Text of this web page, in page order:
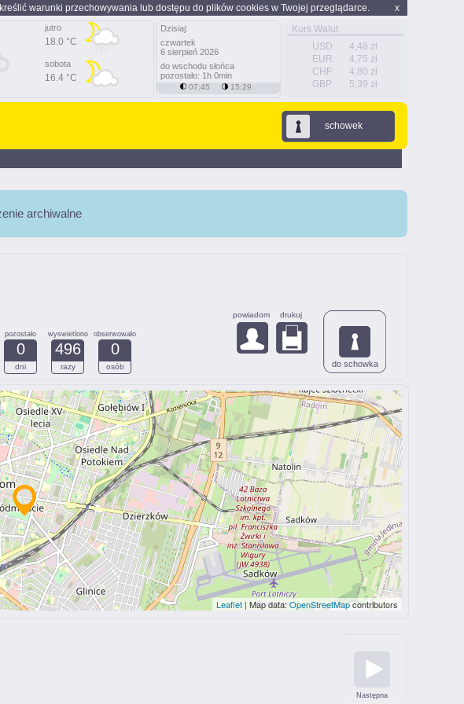
x
warunki przechowywania lub dostępu do plików cookies w Twojej przeglądarce.
Kurs Walut
USD:
4,48 zł
EUR:
4,75 zł
CHF:
4,80 zł
GBP:
5,39 zł
jutro
18.0 °C
sobota
16.4 °C
Dzisiaj:
czwartek
6 sierpień 2026
do wschodu słońca
pozostało: 1h 0min
07:45 15:29
schowek
archiwalne
pozostało
0
dni
wyswietlono
496
razy
obserwowało
0
osób do schowka
powiadom drukuj
Leaflet | Map data:OpenStreetMapcontributors
Następna